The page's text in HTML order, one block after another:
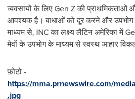
व्यवसायों के लिए Gen Z की प्राथमिकताओं
आवश्यक है। बाधाओं को दूर करने और उपभोग
माध्यम से, INC का लक्ष्य लैटिन अमेरिका में
मेवों के उपभोग के माध्यम से स्वस्थ आहार
फ़ोटो -
https://mma.prnewswire.com/
.jpg